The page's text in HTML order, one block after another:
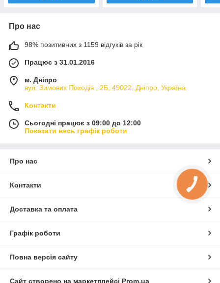
Про нас
98% позитивних з 1159 відгуків за рік
Працює з 31.01.2016
м. Дніпро
вул. Зимових Походiв , 2Б, 49022, Дніпро, Україна
Контакти
Сьогодні працює з 09:00 до 12:00
Показати весь графік роботи
Про нас
Контакти
Доставка та оплата
Графік роботи
Повна версія сайту
Сайт створено на маркетплейсі Prom.ua
КНОПКА
ЗВ'ЯЗКУ